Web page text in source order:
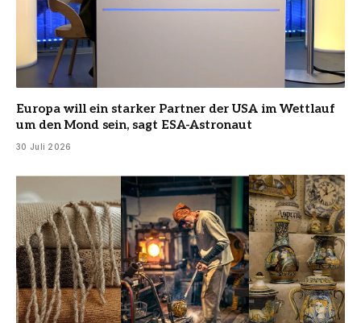
Europa will ein starker Partner der USA im Wettlauf
um den Mond sein, sagt ESA-Astronaut
30 Juli 2026